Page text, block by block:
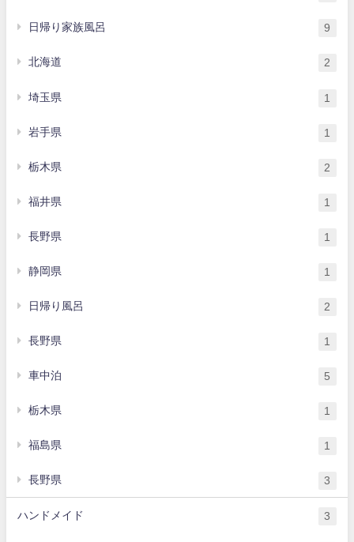
日帰り家族風呂 9
北海道 2
埼玉県 1
岩手県 1
栃木県 2
福井県 1
長野県 1
静岡県 1
日帰り風呂 2
長野県 1
車中泊 5
栃木県 1
福島県 1
長野県 3
ハンドメイド 3